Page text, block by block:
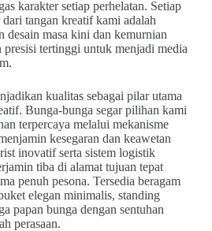
karakter setiap perhelatan. Setiap
tangan kreatif kami adalah
desain masa kini dan kemurnian
presisi tertinggi untuk menjadi media
kualitas sebagai pilar utama
Bunga-bunga segar pilihan kami
terpercaya melalui mekanisme
kesegaran dan keawetan
inovatif serta sistem logistik
tiba di alamat tujuan tepat
penuh pesona. Tersedia beragam
elegan minimalis, standing
papan bunga dengan sentuhan
perasaan.